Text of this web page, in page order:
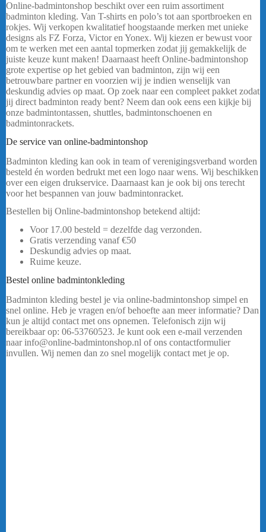
Online-badmintonshop beschikt over een ruim assortiment
badminton kleding. Van T-shirts en polo’s tot aan sportbroeken en
rokjes. Wij verkopen kwalitatief hoogstaande merken met unieke
designs als FZ Forza, Victor en Yonex. Wij kiezen er bewust voor
om te werken met een aantal topmerken zodat jij gemakkelijk de
juiste keuze kunt maken! Daarnaast heeft Online-badmintonshop
grote expertise op het gebied van badminton, zijn wij een
betrouwbare partner en voorzien wij je indien wenselijk van
deskundig advies op maat. Op zoek naar een compleet pakket zodat
jij direct badminton ready bent? Neem dan ook eens een kijkje bij
onze badmintontassen, shuttles, badmintonschoenen en
badmintonrackets.
De service van online-badmintonshop
Badminton kleding kan ook in team of verenigingsverband worden
besteld én worden bedrukt met een logo naar wens. Wij beschikken
over een eigen drukservice. Daarnaast kan je ook bij ons terecht
voor het bespannen van jouw badmintonracket.
Bestellen bij Online-badmintonshop betekend altijd:
Voor 17.00 besteld = dezelfde dag verzonden.
Gratis verzending vanaf €50
Deskundig advies op maat.
Ruime keuze.
Bestel online badmintonkleding
Badminton kleding bestel je via online-badmintonshop simpel en
snel online. Heb je vragen en/of behoefte aan meer informatie? Dan
kun je altijd contact met ons opnemen. Telefonisch zijn wij
bereikbaar op: 06-53760523. Je kunt ook een e-mail verzenden
naar info@online-badmintonshop.nl of ons contactformulier
invullen. Wij nemen dan zo snel mogelijk contact met je op.